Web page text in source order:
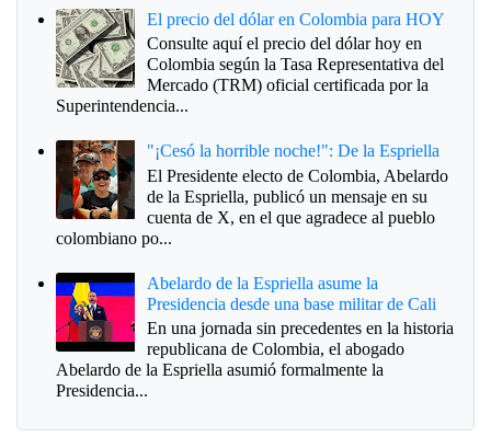
El precio del dólar en Colombia para HOY
Consulte aquí el precio del dólar hoy en
Colombia según la Tasa Representativa del
Mercado (TRM) oficial certificada por la
Superintendencia...
"¡Cesó la horrible noche!": De la Espriella
El Presidente electo de Colombia, Abelardo
de la Espriella, publicó un mensaje en su
cuenta de X, en el que agradece al pueblo
colombiano po...
Abelardo de la Espriella asume la
Presidencia desde una base militar de Cali
En una jornada sin precedentes en la historia
republicana de Colombia, el abogado
Abelardo de la Espriella asumió formalmente la
Presidencia...